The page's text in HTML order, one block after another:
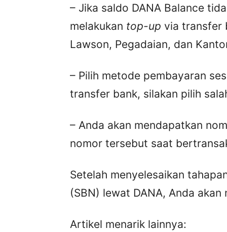
– Jika saldo DANA Balance
melakukan top-up via transfer
Lawson, Pegadaian, dan
– Pilih metode pembayaran
transfer bank, silakan pilih
– Anda akan mendapatkan
nomor tersebut saat
Setelah menyelesaikan
(SBN) lewat DANA, Anda
Artikel menarik lainnya: